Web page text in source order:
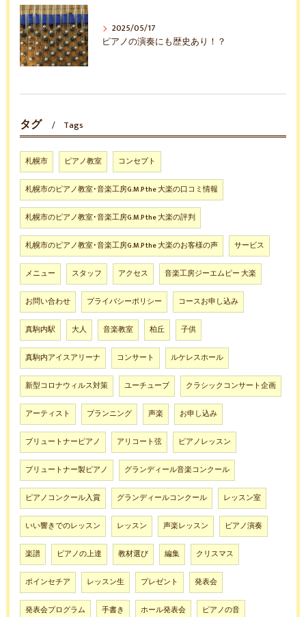
2025/05/17
ピアノの演奏にも歴史あり！？
タグ Tags
札幌市 ピアノ教室 コンセプト
札幌市のピアノ教室･音楽工房G.M.P the 大楽の口コミ情報
札幌市のピアノ教室･音楽工房G.M.P the 大楽の評判
札幌市のピアノ教室･音楽工房G.M.P the 大楽のお客様の声 サービス
メニュー スタッフ アクセス 音楽工房ジーエムピー 大楽
お問い合わせ プライバシーポリシー コースお申し込み
真駒内駅 大人 音楽教室 柏丘 子供
真駒内アイスアリーナ コンサート ルケレスホール
新型コロナウィルス対策 ユーチューブ クラシックコンサート企画
アーティスト プランニング 声楽 お申し込み
ブリュートナーピアノ アリコート弦 ピアノレッスン
ブリュートナー製ピアノ グランディール音楽コンクール
ピアノコンクール入賞 グランディールコンクール レッスン室
いい響きでのレッスン レッスン 声楽レッスン ピアノ演奏
楽譜 ピアノの上達 教材選び 編集 クリスマス
ポインセチア レッスン生 プレゼント 発表会
発表会プログラム 手書き ホール発表会 ピアノの音